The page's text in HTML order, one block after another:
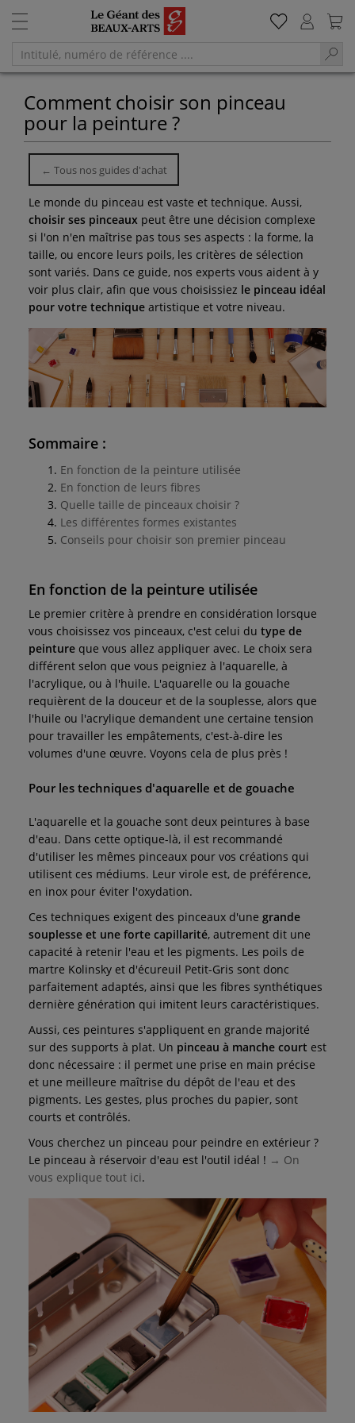
Comment choisir son pinceau
pour la peinture ?
← Tous nos guides d'achat
Le monde du pinceau est vaste et technique. Aussi,
choisir ses pinceaux peut être une décision complexe
si l'on n'en maîtrise pas tous ses aspects : la forme, la
taille, ou encore leurs poils, les critères de sélection
sont variés. Dans ce guide, nos experts vous aident à y
voir plus clair, afin que vous choisissiez le pinceau idéal
pour votre technique artistique et votre niveau.
Sommaire :
En fonction de la peinture utilisée
En fonction de leurs fibres
Quelle taille de pinceaux choisir ?
Les différentes formes existantes
Conseils pour choisir son premier pinceau
En fonction de la peinture utilisée
Le premier critère à prendre en considération lorsque
vous choisissez vos pinceaux, c'est celui du type de
peinture que vous allez appliquer avec. Le choix sera
différent selon que vous peigniez à l'aquarelle, à
l'acrylique, ou à l'huile. L'aquarelle ou la gouache
requièrent de la douceur et de la souplesse, alors que
l'huile ou l'acrylique demandent une certaine tension
pour travailler les empâtements, c'est-à-dire les
volumes d'une œuvre. Voyons cela de plus près !
Pour les techniques d'aquarelle et de gouache
L'aquarelle et la gouache sont deux peintures à base
d'eau. Dans cette optique-là, il est recommandé
d'utiliser les mêmes pinceaux pour vos créations qui
utilisent ces médiums. Leur virole est, de préférence,
en inox pour éviter l'oxydation.
Ces techniques exigent des pinceaux d'une grande
souplesse et une forte capillarité, autrement dit une
capacité à retenir l'eau et les pigments. Les poils de
martre Kolinsky et d'écureuil Petit-Gris sont donc
parfaitement adaptés, ainsi que les fibres synthétiques
dernière génération qui imitent leurs caractéristiques.
Aussi, ces peintures s'appliquent en grande majorité
sur des supports à plat. Un pinceau à manche court est
donc nécessaire : il permet une prise en main précise
et une meilleure maîtrise du dépôt de l'eau et des
pigments. Les gestes, plus proches du papier, sont
courts et contrôlés.
Vous cherchez un pinceau pour peindre en extérieur ?
Le pinceau à réservoir d'eau est l'outil idéal ! → On
vous explique tout ici.